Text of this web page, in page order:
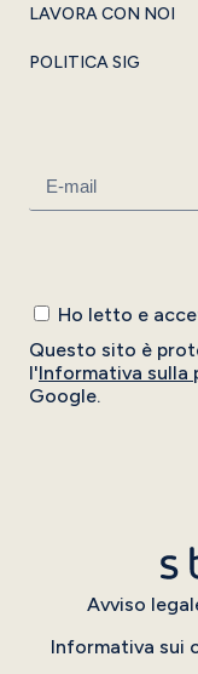
LAVORA CON NOI
POLITICA SIG
Ho letto e
Questo sito è
l'Informativa sulla
Google.
Avviso
Informativa sui